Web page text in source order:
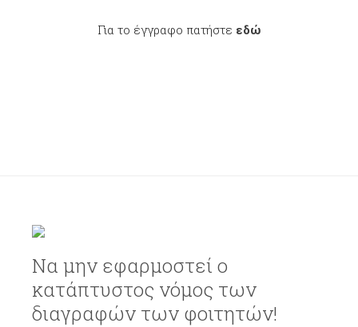
Για το έγγραφο πατήστε εδώ
Να μην εφαρμοστεί ο
κατάπτυστος νόμος των
διαγραφών των φοιτητών!